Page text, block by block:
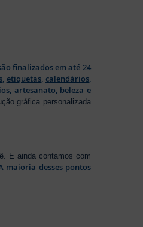
finalizados em até 24
, etiquetas, calendários,
, artesanato, beleza e
gráfica personalizada
E ainda contamos com
maioria desses pontos